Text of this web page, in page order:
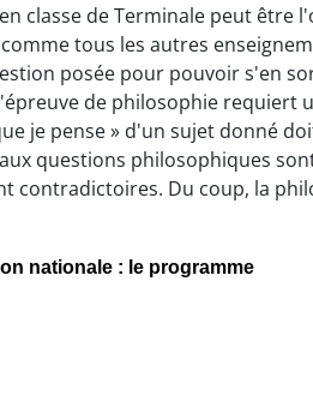
classe de Terminale peut être
tous les autres
posée pour pouvoir s'en
de philosophie requiert
je pense » d'un sujet donné
questions philosophiques
contradictoires. Du coup, la
nationale : le programme